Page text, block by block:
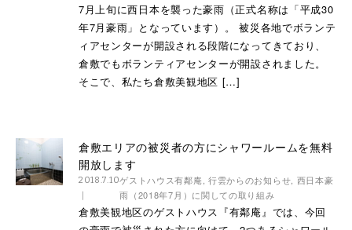
7月上旬に西日本を襲った豪雨（正式名称は「平成30
年7月豪雨」となっています）。 被災各地でボランテ
ィアセンターが開設される段階になってきており、
倉敷でもボランティアセンターが開設されました。
そこで、私たち倉敷美観地区 […]
倉敷エリアの被災者の方にシャワールームを無料
開放します
2018.7.10ゲストハウス有鄰庵, 行雲からのお知らせ, 西日本豪
雨（2018年7月）に関しての取り組み
倉敷美観地区のゲストハウス『有鄰庵』では、今回